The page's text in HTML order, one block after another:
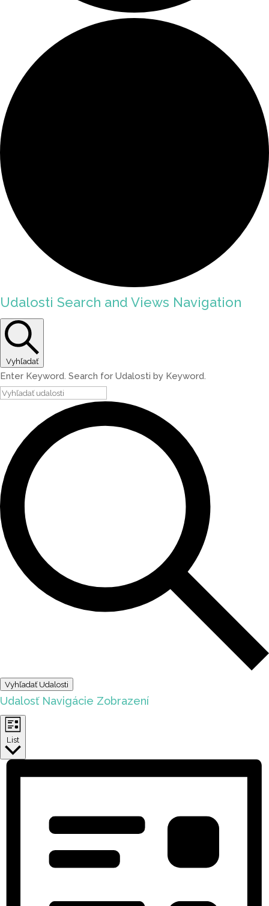
Udalosti Search and Views Navigation
Vyhľadať
Enter Keyword. Search for Udalosti by Keyword.
Vyhľadať Udalosti
Udalosť Navigácie Zobrazení
List